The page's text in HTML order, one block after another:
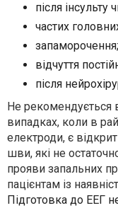
після інсульту
частих
запаморочення;
відчуття
після
Не рекомендується
випадках, коли в
електроди, є
шви, які не
прояви запальних
пацієнтам із
Підготовка до ЕЕГ